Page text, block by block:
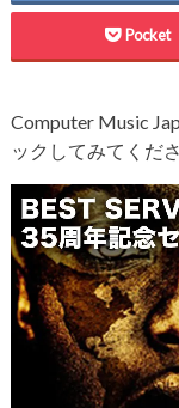
Pocket
Computer Music
ックしてみてくだ